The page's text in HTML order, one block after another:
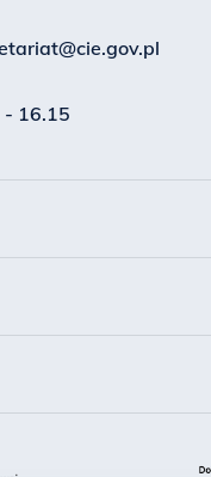
- 16.15
Danych Oświatowych